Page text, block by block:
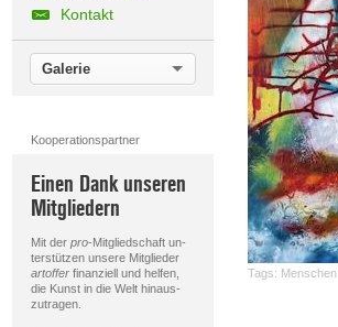
Kontakt
Galerie
Kooperationspartner
Einen Dank unseren
Mitgliedern
Mit der pro-Mitgliedschaft un-
terstützen unsere Mitglieder
artofferfinanziell und helfen,
die Kunst in die Welt hinaus-
zutragen.
Tags: Menschen